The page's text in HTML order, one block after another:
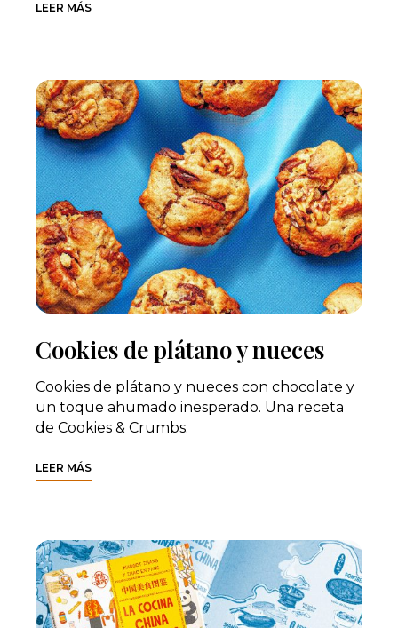
LEER MÁS
Cookies de plátano y nueces
Cookies de plátano y nueces con chocolate y
un toque ahumado inesperado. Una receta
de Cookies & Crumbs.
LEER MÁS